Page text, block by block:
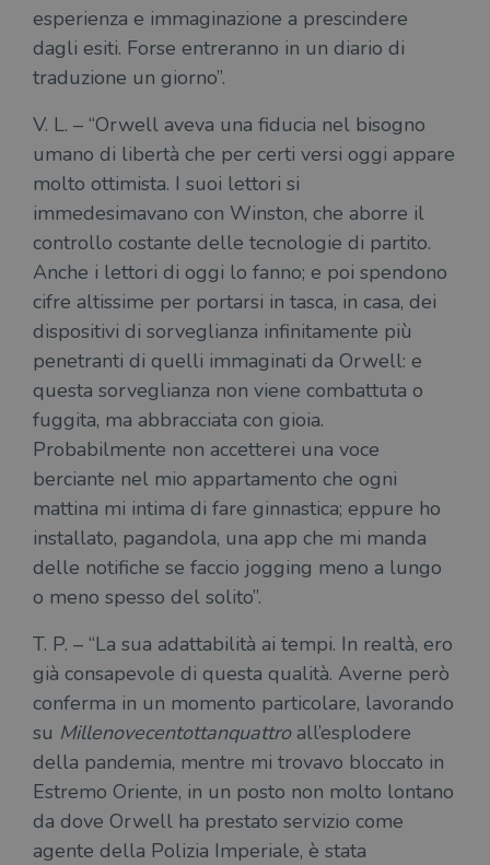
esperienza e immaginazione a prescindere
dagli esiti. Forse entreranno in un diario di
traduzione un giorno”.
V. L. – “Orwell aveva una fiducia nel bisogno
umano di libertà che per certi versi oggi appare
molto ottimista. I suoi lettori si
immedesimavano con Winston, che aborre il
controllo costante delle tecnologie di partito.
Anche i lettori di oggi lo fanno; e poi spendono
cifre altissime per portarsi in tasca, in casa, dei
dispositivi di sorveglianza infinitamente più
penetranti di quelli immaginati da Orwell: e
questa sorveglianza non viene combattuta o
fuggita, ma abbracciata con gioia.
Probabilmente non accetterei una voce
berciante nel mio appartamento che ogni
mattina mi intima di fare ginnastica; eppure ho
installato, pagandola, una app che mi manda
delle notifiche se faccio jogging meno a lungo
o meno spesso del solito”.
T. P. – “La sua adattabilità ai tempi. In realtà, ero
già consapevole di questa qualità. Averne però
conferma in un momento particolare, lavorando
su Millenovecentottanquattroall’esplodere
della pandemia, mentre mi trovavo bloccato in
Estremo Oriente, in un posto non molto lontano
da dove Orwell ha prestato servizio come
agente della Polizia Imperiale, è stata